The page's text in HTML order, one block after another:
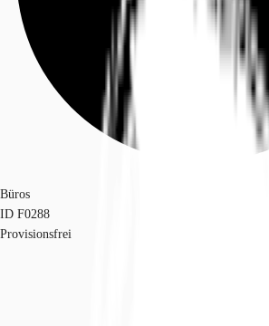
Ihre Ansprechpartner
Favoriten
Büros
ID F0288
Provisionsfrei